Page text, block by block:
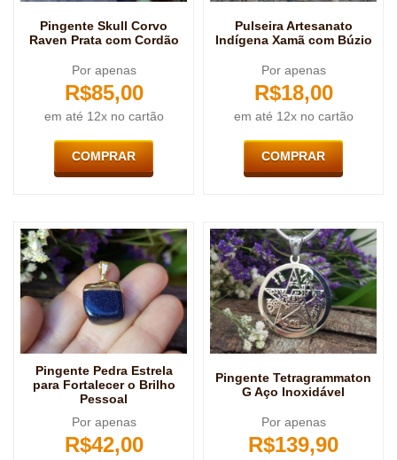
Pingente Skull Corvo
Raven Prata com Cordão
Por apenas
R$85,00
em até 12x no cartão
COMPRAR
Pulseira Artesanato
Indígena Xamã com Búzio
Por apenas
R$18,00
em até 12x no cartão
COMPRAR
Pingente Pedra Estrela
para Fortalecer o Brilho
Pessoal
Por apenas
R$42,00
Pingente Tetragrammaton
G Aço Inoxidável
Por apenas
R$139,90